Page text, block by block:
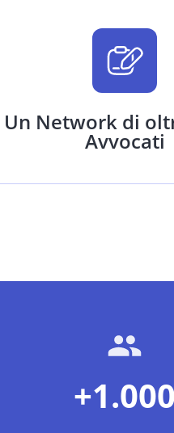
Un Network di
Avvocati
+1.000